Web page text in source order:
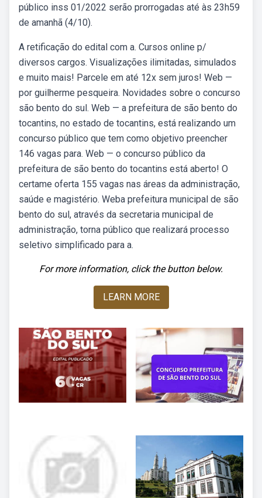
público inss 01/2022 serão prorrogadas até às 23h59
de amanhã (4/10).
A retificação do edital com a. Cursos online p/
diversos cargos. Visualizações ilimitadas, simulados
e muito mais! Parcele em até 12x sem juros! Web —
por guilherme pesqueira. Novidades sobre o concurso
são bento do sul. Web — a prefeitura de são bento do
tocantins, no estado de tocantins, está realizando um
concurso público que tem como objetivo preencher
146 vagas para. Web — o concurso público da
prefeitura de são bento do tocantins está aberto! O
certame oferta 155 vagas nas áreas da administração,
saúde e magistério. Weba prefeitura municipal de são
bento do sul, através da secretaria municipal de
administração, torna público que realizará processo
seletivo simplificado para a.
For more information, click the button below.
LEARN MORE